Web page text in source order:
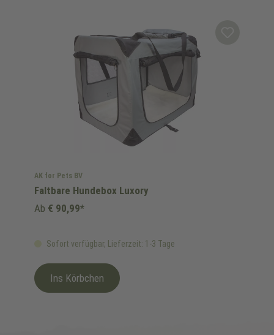
AK for Pets BV
Faltbare Hundebox Luxory
Sofort verfügbar, Lieferzeit: 1-3 Tage
Ab € 90,99*
Ins Körbchen